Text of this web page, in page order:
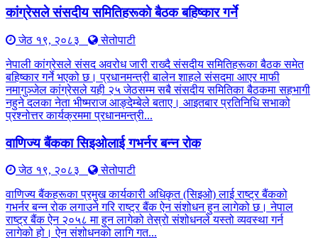
कांग्रेसले संसदीय समितिहरूकाे बैठक बहिष्कार गर्ने
जेठ १९, २०८३
सेतोपाटी
नेपाली कांग्रेसले संसद अवरोध जारी राख्दै संसदीय समितिहरूका बैठक समेत
बहिष्कार गर्ने भएको छ। प्रधानमन्त्री बालेन शाहले संसदमा आएर माफी
नमागुञ्जेल कांग्रेसले यही २५ जेठसम्म सबै संसदीय समितिका बैठकमा सहभागी
नहुने दलका नेता भीष्मराज आङ्देम्बेले बताए। आइतबार प्रतिनिधि सभाको
प्रश्नोत्तर कार्यक्रममा प्रधानमन्त्री...
वाणिज्य बैंकका सिइओलाई गभर्नर बन्न रोक
जेठ १९, २०८३
सेतोपाटी
वाणिज्य बैंकहरूका प्रमुख कार्यकारी अधिकृत (सिइओ) लाई राष्ट्र बैंकको
गभर्नर बन्न रोक लगाउने गरि राष्ट्र बैंक ऐन संशोधन हुन लागेको छ। नेपाल
राष्ट्र बैंक ऐन २०५८ मा हुन लागेको तेस्रो संशोधनले यस्तो व्यवस्था गर्न
लागेको हो। ऐन संशोधनको लागि गत...